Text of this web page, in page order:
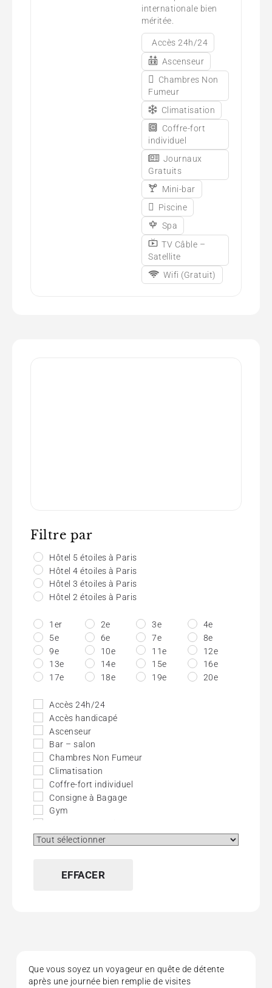
Filtre par
Hôtel 5 étoiles à Paris
Hôtel 4 étoiles à Paris
Hôtel 3 étoiles à Paris
Hôtel 2 étoiles à Paris
1er 2e 3e
4e
5e
6e 7e
8e
9e
10e 11e
12e
13e
14e 15e
16e
17e
18e 19e 20e
Accès 24h/24
Accès handicapé
Ascenseur
Bar – salon
Chambres Non Fumeur
Climatisation
Coffre-fort individuel
Consigne à Bagage
Gym
Mini-bar
Piscine couverte
EFFACER
internationale bien
méritée.
Accès 24h/24
Ascenseur
Chambres Non
Fumeur
Climatisation
Coffre-fort
individuel
Journaux
Gratuits
Mini-bar
Piscine
Spa
TV Câble –
Satellite
Wifi (Gratuit)
Que vous soyez un voyageur en quête de détente
après une journée bien remplie de visites